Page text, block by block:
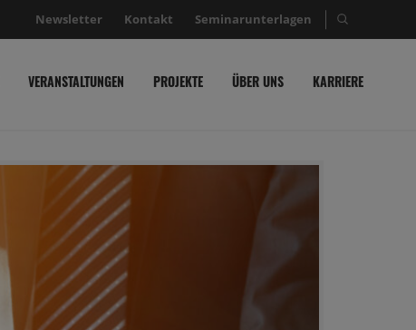
Newsletter Kontakt Seminarunterlagen Suche
VERANSTALTUNGEN PROJEKTE ÜBER UNS KARRIERE